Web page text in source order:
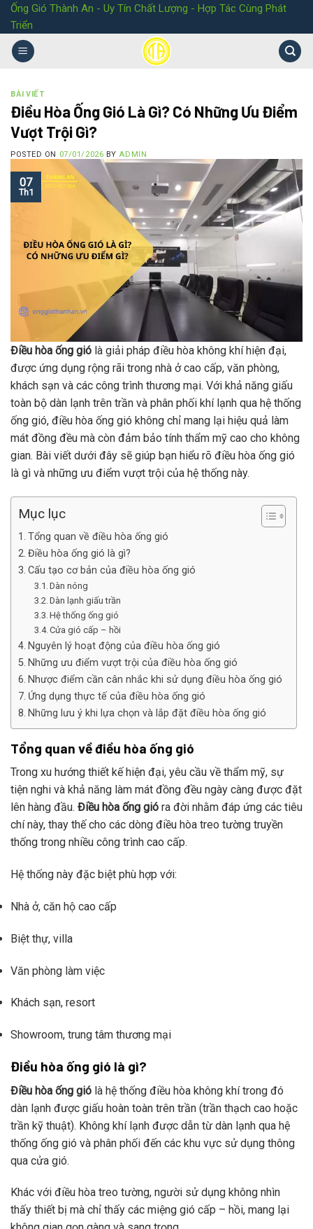
Ống Gió Thành An - Uy Tín Chất Lượng - Hợp Tác Cùng Phát
Triển
BÀI VIẾT
Điều Hòa Ống Gió Là Gì? Có Những Ưu Điểm
Vượt Trội Gì?
POSTED ON 07/01/2026 BYADMIN
07
Th1
Điều hòa ống gió là giải pháp điều hòa không khí hiện đại,
được ứng dụng rộng rãi trong nhà ở cao cấp, văn phòng,
khách sạn và các công trình thương mại. Với khả năng giấu
toàn bộ dàn lạnh trên trần và phân phối khí lạnh qua hệ thống
ống gió, điều hòa ống gió không chỉ mang lại hiệu quả làm
mát đồng đều mà còn đảm bảo tính thẩm mỹ cao cho không
gian. Bài viết dưới đây sẽ giúp bạn hiểu rõ điều hòa ống gió
là gì và những ưu điểm vượt trội của hệ thống này.
Mục lục
Tổng quan về điều hòa ống gió
Điều hòa ống gió là gì?
Cấu tạo cơ bản của điều hòa ống gió
Dàn nóng
Dàn lạnh giấu trần
Hệ thống ống gió
Cửa gió cấp – hồi
Nguyên lý hoạt động của điều hòa ống gió
Những ưu điểm vượt trội của điều hòa ống gió
Nhược điểm cần cân nhắc khi sử dụng điều hòa ống gió
Ứng dụng thực tế của điều hòa ống gió
Những lưu ý khi lựa chọn và lắp đặt điều hòa ống gió
Tổng quan về điều hòa ống gió
Trong xu hướng thiết kế hiện đại, yêu cầu về thẩm mỹ, sự
tiện nghi và khả năng làm mát đồng đều ngày càng được đặt
lên hàng đầu. Điều hòa ống gió ra đời nhằm đáp ứng các tiêu
chí này, thay thế cho các dòng điều hòa treo tường truyền
thống trong nhiều công trình cao cấp.
Hệ thống này đặc biệt phù hợp với:
Nhà ở, căn hộ cao cấp
Biệt thự, villa
Văn phòng làm việc
Khách sạn, resort
Showroom, trung tâm thương mại
Điều hòa ống gió là gì?
Điều hòa ống gió là hệ thống điều hòa không khí trong đó
dàn lạnh được giấu hoàn toàn trên trần (trần thạch cao hoặc
trần kỹ thuật). Không khí lạnh được dẫn từ dàn lạnh qua hệ
thống ống gió và phân phối đến các khu vực sử dụng thông
qua cửa gió.
Khác với điều hòa treo tường, người sử dụng không nhìn
thấy thiết bị mà chỉ thấy các miệng gió cấp – hồi, mang lại